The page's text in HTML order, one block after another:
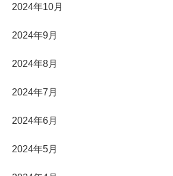
2024年10月
2024年9月
2024年8月
2024年7月
2024年6月
2024年5月